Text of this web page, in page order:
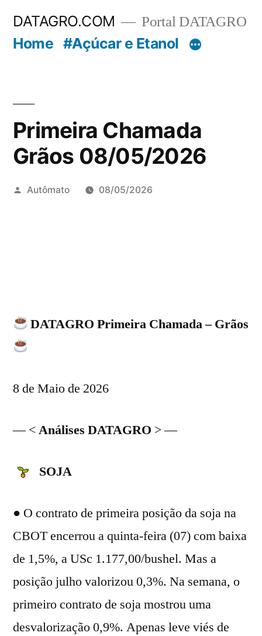
DATAGRO.COM Portal DATAGRO
Home #Açúcar e Etanol
Primeira Chamada
Grãos 08/05/2026
Publicado
Autômato 08/05/2026
DATAGRO Primeira Chamada – Grãos
8 de Maio de 2026
— <Análises DATAGRO > —
SOJA
● O contrato de primeira posição da soja na
CBOT encerrou a quinta-feira (07) com baixa
de 1,5%, a USc 1.177,00/bushel. Mas a
posição julho valorizou 0,3%. Na semana, o
primeiro contrato de soja mostrou uma
desvalorização 0,9%. Apenas leve viés de